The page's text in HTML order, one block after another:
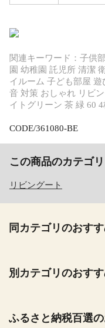
関連キーワード：子供
園 幼稚園 託児所 清潔
イルーム 子ども部屋
音 対策 おしゃれ リビ
イトグリーン 茶 緑 60 4
CODE/361080-BE
この商品のカテゴリ
リビングート
同カテゴリのおす
別カテゴリのおす
ふるさと納税百選